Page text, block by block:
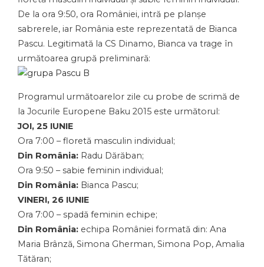
De la ora 9:50, ora României, intră pe planșe
sabrerele, iar România este reprezentată de Bianca
Pascu. Legitimată la CS Dinamo, Bianca va trage în
următoarea grupă preliminară:
Programul următoarelor zile cu probe de scrimă de
la Jocurile Europene Baku 2015 este următorul:
JOI, 25 IUNIE
Ora 7:00 – floretă masculin individual;
Din România: Radu Dărăban;
Ora 9:50 – sabie feminin individual;
Din România: Bianca Pascu;
VINERI, 26 IUNIE
Ora 7:00 – spadă feminin echipe;
Din România: echipa României formată din: Ana
Maria Brânză, Simona Gherman, Simona Pop, Amalia
Tătăran;